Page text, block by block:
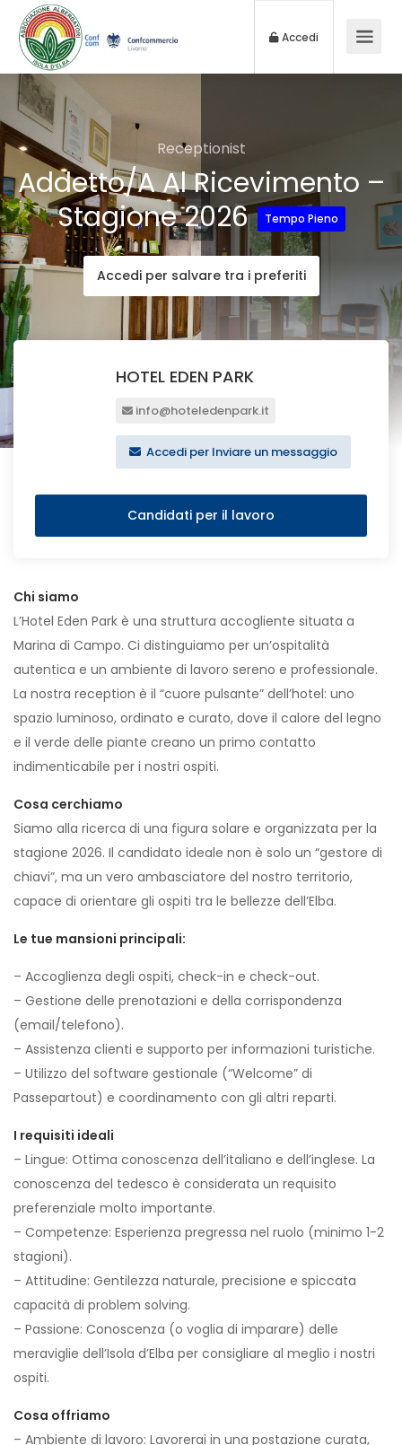
Accedi
Receptionist
Addetto/a Al Ricevimento –
Stagione 2026
Tempo Pieno
Accedi per salvare tra i preferiti
HOTEL EDEN PARK
info@hoteledenpark.it
Accedi per Inviare un messaggio
Candidati per il lavoro
Chi siamo
L’Hotel Eden Park è una struttura accogliente situata a
Marina di Campo. Ci distinguiamo per un’ospitalità
autentica e un ambiente di lavoro sereno e professionale.
La nostra reception è il “cuore pulsante” dell’hotel: uno
spazio luminoso, ordinato e curato, dove il calore del legno
e il verde delle piante creano un primo contatto
indimenticabile per i nostri ospiti.
Cosa cerchiamo
Siamo alla ricerca di una figura solare e organizzata per la
stagione 2026. Il candidato ideale non è solo un “gestore di
chiavi”, ma un vero ambasciatore del nostro territorio,
capace di orientare gli ospiti tra le bellezze dell’Elba.
Le tue mansioni principali:
– Accoglienza degli ospiti, check-in e check-out.
– Gestione delle prenotazioni e della corrispondenza
(email/telefono).
– Assistenza clienti e supporto per informazioni turistiche.
– Utilizzo del software gestionale (“Welcome” di
Passepartout) e coordinamento con gli altri reparti.
I requisiti ideali
– Lingue: Ottima conoscenza dell’italiano e dell’inglese. La
conoscenza del tedesco è considerata un requisito
preferenziale molto importante.
– Competenze: Esperienza pregressa nel ruolo (minimo 1-2
stagioni).
– Attitudine: Gentilezza naturale, precisione e spiccata
capacità di problem solving.
– Passione: Conoscenza (o voglia di imparare) delle
meraviglie dell’Isola d’Elba per consigliare al meglio i nostri
ospiti.
Cosa offriamo
– Ambiente di lavoro: Lavorerai in una postazione curata,